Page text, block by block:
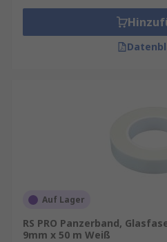
Auf Lager
RS PRO Panzerband,
9mm x 50 m Weiß